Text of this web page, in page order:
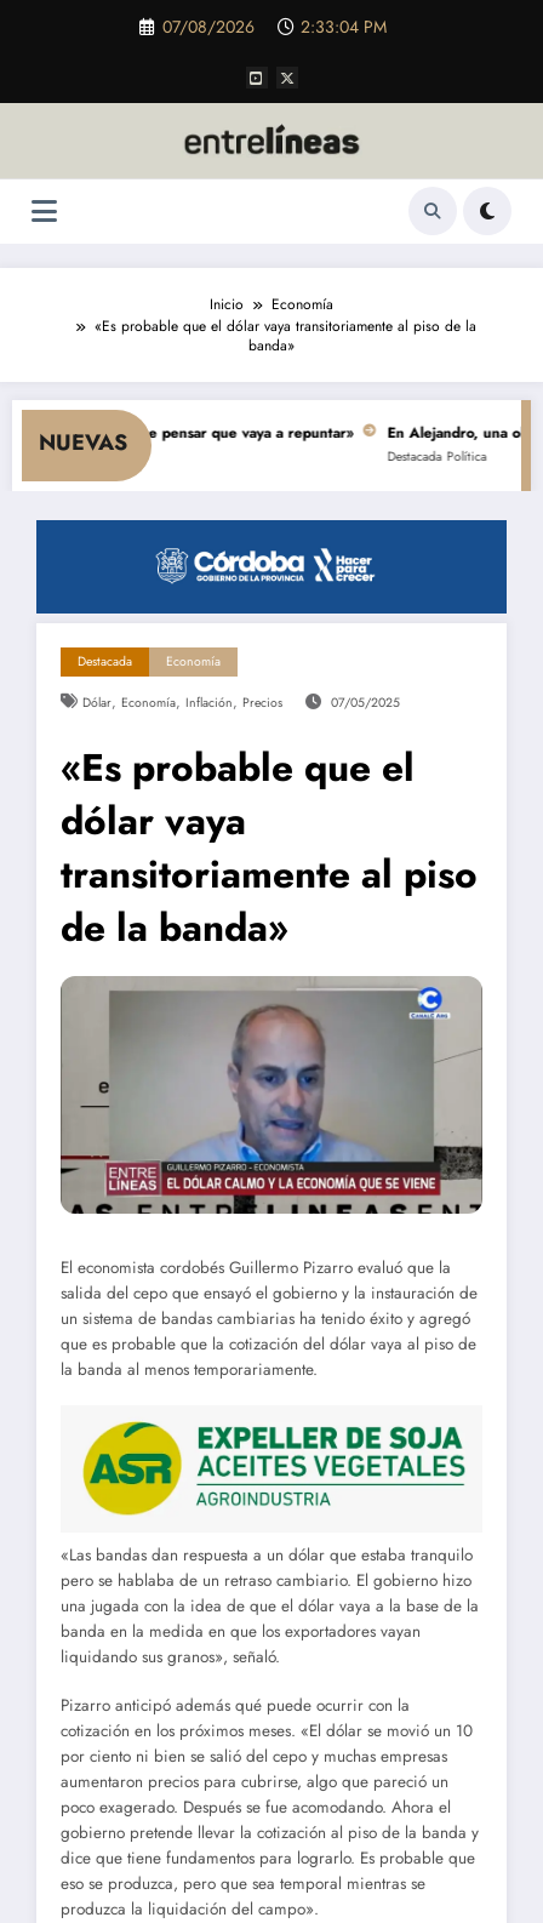
07/08/2026 2:33:05 PM
Inicio
Economía
«Es probable que el dólar vaya transitoriamente al piso de la
banda»
NUEVAS
y nada hace pensar que vaya a repuntar» En Alejandro, una obra de $
Destacada Política
Destacada Economía
Dólar, Economía, Inflación, Precios 07/05/2025
«Es probable que el
dólar vaya
transitoriamente al piso
de la banda»
El economista cordobés Guillermo Pizarro evaluó que la
salida del cepo que ensayó el gobierno y la instauración de
un sistema de bandas cambiarias ha tenido éxito y agregó
que es probable que la cotización del dólar vaya al piso de
la banda al menos temporariamente.
«Las bandas dan respuesta a un dólar que estaba tranquilo
pero se hablaba de un retraso cambiario. El gobierno hizo
una jugada con la idea de que el dólar vaya a la base de la
banda en la medida en que los exportadores vayan
liquidando sus granos», señaló.
Pizarro anticipó además qué puede ocurrir con la
cotización en los próximos meses. «El dólar se movió un 10
por ciento ni bien se salió del cepo y muchas empresas
aumentaron precios para cubrirse, algo que pareció un
poco exagerado. Después se fue acomodando. Ahora el
gobierno pretende llevar la cotización al piso de la banda y
dice que tiene fundamentos para lograrlo. Es probable que
eso se produzca, pero que sea temporal mientras se
produzca la liquidación del campo».